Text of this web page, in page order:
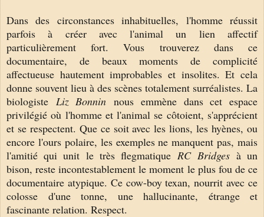
Dans des circonstances inhabituelles, l'homme réussit
parfois à créer avec l'animal un lien affectif
particulièrement fort. Vous trouverez dans ce
documentaire, de beaux moments de complicité
affectueuse hautement improbables et insolites. Et cela
donne souvent lieu à des scènes totalement surréalistes. La
biologiste Liz Bonnin nous emmène dans cet espace
privilégié où l'homme et l'animal se côtoient, s'apprécient
et se respectent. Que ce soit avec les lions, les hyènes, ou
encore l'ours polaire, les exemples ne manquent pas, mais
l'amitié qui unit le très flegmatiqueRC Bridgesà un
bison, reste incontestablement le moment le plus fou de ce
documentaire atypique. Ce cow-boy texan, nourrit avec ce
colosse d'une tonne, une hallucinante, étrange et
fascinante relation. Respect.